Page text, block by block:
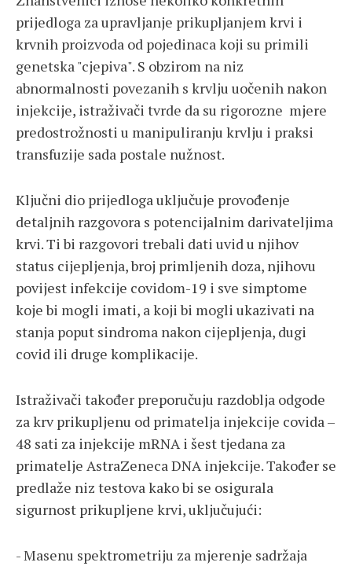
prijedloga za upravljanje prikupljanjem krvi i
krvnih proizvoda od pojedinaca koji su primili
genetska "cjepiva". S obzirom na niz
abnormalnosti povezanih s krvlju uočenih nakon
injekcije, istraživači tvrde da su rigorozne mjere
predostrožnosti u manipuliranju krvlju i praksi
transfuzije sada postale nužnost.
Ključni dio prijedloga uključuje provođenje
detaljnih razgovora s potencijalnim darivateljima
krvi. Ti bi razgovori trebali dati uvid u njihov
status cijepljenja, broj primljenih doza, njihovu
povijest infekcije covidom-19 i sve simptome
koje bi mogli imati, a koji bi mogli ukazivati ​​na
stanja poput sindroma nakon cijepljenja, dugi
covid ili druge komplikacije.
Istraživači također preporučuju razdoblja odgode
za krv prikupljenu od primatelja injekcije covida –
48 sati za injekcije mRNA i šest tjedana za
primatelje AstraZeneca DNA injekcije. Također se
predlaže niz testova kako bi se osigurala
sigurnost prikupljene krvi, uključujući:
- Masenu spektrometriju za mjerenje sadržaja